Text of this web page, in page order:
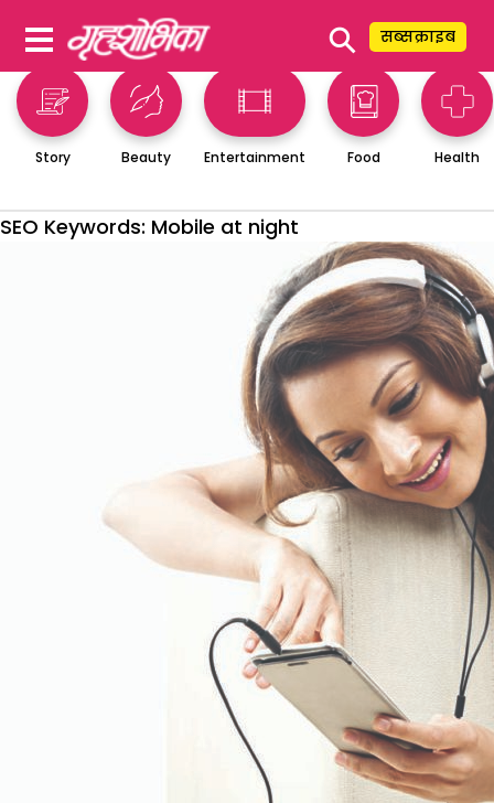
⚲ सब्सक्राइब
Story Beauty Entertainment Food Health
SEO Keywords: Mobile at night